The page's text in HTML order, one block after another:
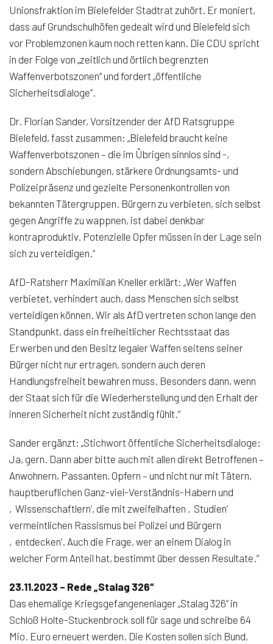
Unionsfraktion im Bielefelder Stadtrat zuhört. Er moniert,
dass auf Grundschulhöfen gedealt wird und Bielefeld sich
vor Problemzonen kaum noch retten kann. Die CDU spricht
in der Folge von „zeitlich und örtlich begrenzten
Waffenverbotszonen“ und fordert „öffentliche
Sicherheitsdialoge“.
Dr. Florian Sander, Vorsitzender der AfD Ratsgruppe
Bielefeld, fasst zusammen: „Bielefeld braucht keine
Waffenverbotszonen – die im Übrigen sinnlos sind -,
sondern Abschiebungen, stärkere Ordnungsamts- und
Polizeipräsenz und gezielte Personenkontrollen von
bekannten Tätergruppen. Bürgern zu verbieten, sich selbst
gegen Angriffe zu wappnen, ist dabei denkbar
kontraproduktiv. Potenzielle Opfer müssen in der Lage sein
sich zu verteidigen.“
AfD-Ratsherr Maximilian Kneller erklärt: „Wer Waffen
verbietet, verhindert auch, dass Menschen sich selbst
verteidigen können. Wir als AfD vertreten schon lange den
Standpunkt, dass ein freiheitlicher Rechtsstaat das
Erwerben und den Besitz legaler Waffen seitens seiner
Bürger nicht nur ertragen, sondern auch deren
Handlungsfreiheit bewahren muss. Besonders dann, wenn
der Staat sich für die Wiederherstellung und den Erhalt der
inneren Sicherheit nicht zuständig fühlt.“
Sander ergänzt: „Stichwort öffentliche Sicherheitsdialoge:
Ja, gern. Dann aber bitte auch mit allen direkt Betroffenen –
Anwohnern, Passanten, Opfern – und nicht nur mit Tätern,
hauptberuflichen Ganz-viel-Verständnis-Habern und
‚Wissenschaftlern‘, die mit zweifelhaften ‚Studien‘
vermeintlichen Rassismus bei Polizei und Bürgern
‚entdecken‘. Auch die Frage, wer an einem Dialog in
welcher Form Anteil hat, bestimmt über dessen Resultate.“
23.11.2023 – Rede „Stalag 326“
Das ehemalige Kriegsgefangenenlager „Stalag 326“ in
Schloß Holte-Stuckenbrock soll für sage und schreibe 64
Mio. Euro erneuert werden. Die Kosten sollen sich Bund,